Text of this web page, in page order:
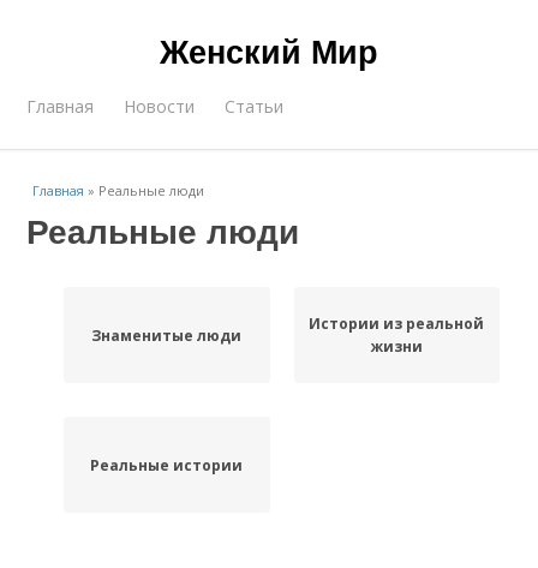
Женский Мир
Главная Новости Статьи
Главная » Реальные люди
Реальные люди
Знаменитые люди
Истории из реальной
жизни
Реальные истории